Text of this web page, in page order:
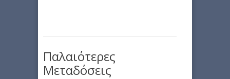
Παλαιότερες
Μεταδόσεις